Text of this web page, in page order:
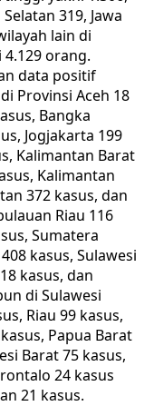
319, Jawa
lain di
orang.
data positif
Provinsi Aceh 18
Bangka
Jogjakarta 199
Kalimantan Barat
Kalimantan
372 kasus, dan
Riau 116
Sumatera
kasus, Sulawesi
kasus, dan
di Sulawesi
Riau 99 kasus,
Papua Barat
Barat 75 kasus,
24 kasus
21 kasus.